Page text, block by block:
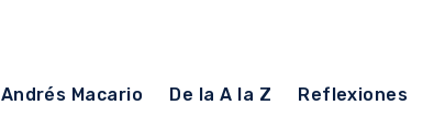
Andrés Macario De la A la Z Reflexiones